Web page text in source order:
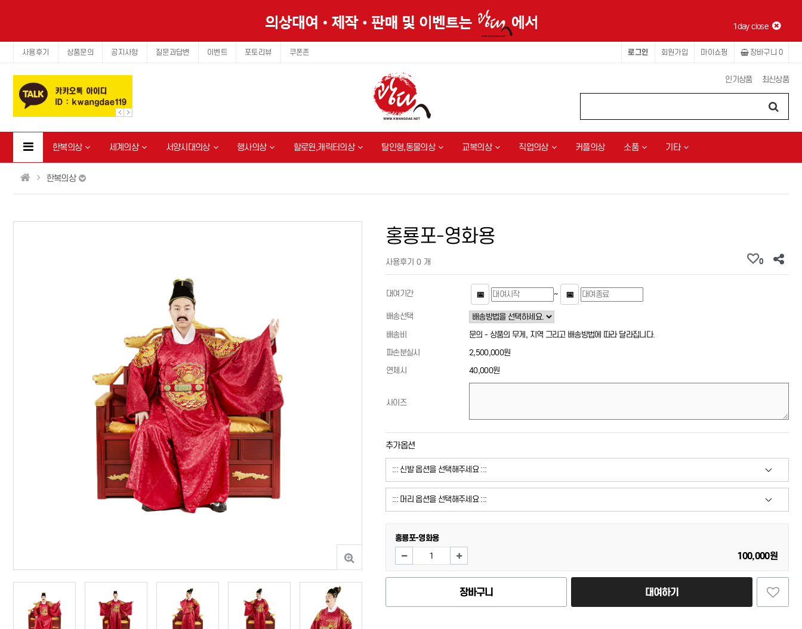
1day close
사용후기 상품문의 공지사항 질문과답변 이벤트 포토리뷰 쿠폰존 장바구니 0
마이쇼핑
회원가입
로그인
최신상품
인기상품
한복의상 세계의상 서양시대의상 행사의상 할로윈,캐릭터의상 탈인형,동물의상 교복의상 직업의상 커플의상 소품 기타
한복의상
홍룡포-영화용
사용후기 0 개 0
대여기간 📅 ~ 📅
배송선택
배송비
문의 - 상품의 무게, 지역 그리고 배송방법에 따라 달라집니다.
파손분실시
2,500,000원
연체시
40,000원
사이즈
추가옵션
홍룡포-영화용
100,000원
장바구니 대여하기